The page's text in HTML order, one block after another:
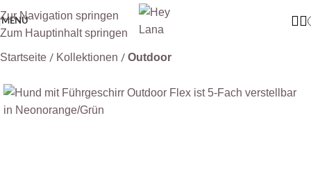
Zur Navigation springen
Zum Hauptinhalt springen
MENÜ
Startseite Kollektionen Outdoor